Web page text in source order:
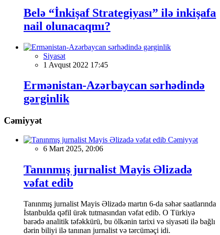
Belə “İnkişaf Strategiyası” ilə inkişafa
nail olunacaqmı?
Siyasət
1 Avqust 2022 17:45
Ermənistan-Azərbaycan sərhədində
gərginlik
Cəmiyyət
Cəmiyyət
6 Mart 2025, 20:06
Tanınmış jurnalist Mayis Əlizadə
vəfat edib
Tanınmış jurnalist Mayis Əlizadə martın 6-da səhər saatlarında
İstanbulda qəfil ürək tutmasından vəfat edib. O Türkiyə
barədə analitik təfəkkürü, bu ölkənin tarixi və siyasəti ilə bağlı
dərin biliyi ilə tanınan jurnalist və tərcüməçi idi.